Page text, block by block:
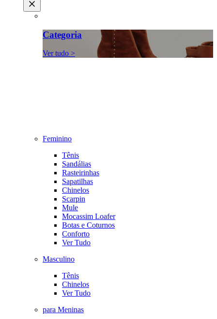
Categoria
Ver tudo >
Feminino
Tênis
Sandálias
Rasteirinhas
Sapatilhas
Chinelos
Scarpin
Mule
Mocassim Loafer
Botas e Coturnos
Conforto
Ver Tudo
Masculino
Tênis
Chinelos
Ver Tudo
para Meninas